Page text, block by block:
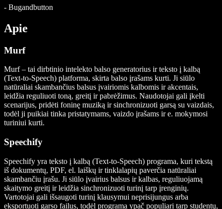
- Bugandbutton
Apie
Murf
Murf – tai dirbtinio intelekto balso generatorius ir teksto į kalbą
(Text-to-Speech) platforma, skirta balso įrašams kurti. Ji siūlo
natūraliai skambančius balsus įvairiomis kalbomis ir akcentais,
leidžia reguliuoti toną, greitį ir pabrėžimus. Naudotojai gali įkelti
scenarijus, pridėti foninę muziką ir sinchronizuoti garsą su vaizdais,
todėl ji puikiai tinka pristatymams, vaizdo įrašams ir e. mokymosi
turiniui kurti.
Speechify
Speechify yra teksto į kalbą (Text-to-Speech) programa, kuri tekstą
iš dokumentų, PDF, el. laiškų ir tinklalapių paverčia natūraliai
skambančiu įrašu. Ji siūlo įvairius balsus ir kalbas, reguliuojamą
skaitymo greitį ir leidžia sinchronizuoti turinį tarp įrenginių.
Vartotojai gali išsaugoti turinį klausymui neprisijungus arba
eksportuoti garso failus, todėl programa ypač populiari tarp studentų,